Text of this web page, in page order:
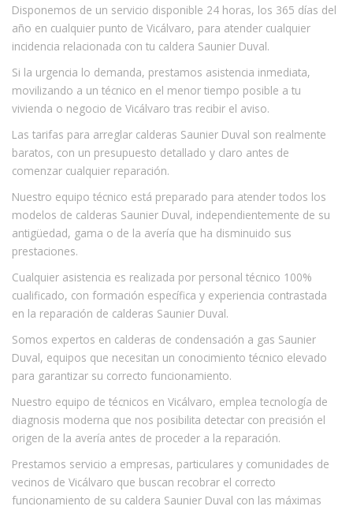
Disponemos de un servicio disponible 24 horas, los 365 días del
año en cualquier punto de Vicálvaro, para atender cualquier
incidencia relacionada con tu caldera Saunier Duval.
Si la urgencia lo demanda, prestamos asistencia inmediata,
movilizando a un técnico en el menor tiempo posible a tu
vivienda o negocio de Vicálvaro tras recibir el aviso.
Las tarifas para arreglar calderas Saunier Duval son realmente
baratos, con un presupuesto detallado y claro antes de
comenzar cualquier reparación.
Nuestro equipo técnico está preparado para atender todos los
modelos de calderas Saunier Duval, independientemente de su
antigüedad, gama o de la avería que ha disminuido sus
prestaciones.
Cualquier asistencia es realizada por personal técnico 100%
cualificado, con formación específica y experiencia contrastada
en la reparación de calderas Saunier Duval.
Somos expertos en calderas de condensación a gas Saunier
Duval, equipos que necesitan un conocimiento técnico elevado
para garantizar su correcto funcionamiento.
Nuestro equipo de técnicos en Vicálvaro, emplea tecnología de
diagnosis moderna que nos posibilita detectar con precisión el
origen de la avería antes de proceder a la reparación.
Prestamos servicio a empresas, particulares y comunidades de
vecinos de Vicálvaro que buscan recobrar el correcto
funcionamiento de su caldera Saunier Duval con las máximas